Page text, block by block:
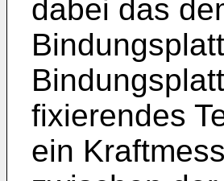
dabei das
fixierendes
ein